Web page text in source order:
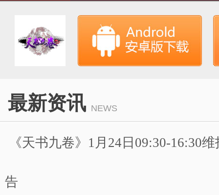
最新资讯 NEWS
《天书九卷》1月24日09:30-16:30
告